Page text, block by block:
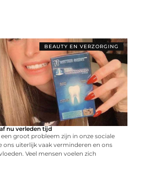
BEAUTY EN VERZORGING
nu verleden tijd
groot probleem zijn in onze sociale
ons uiterlijk vaak verminderen en ons
Veel mensen voelen zich